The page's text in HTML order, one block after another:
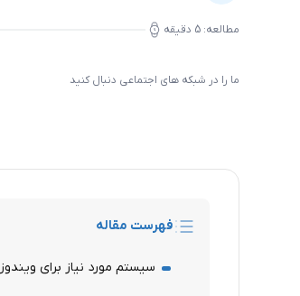
مطالعه:5 دقیقه
ما را در شبکه های اجتماعی دنبال کنید
فهرست مقاله
سیستم مورد نیاز برای ویندوز 11